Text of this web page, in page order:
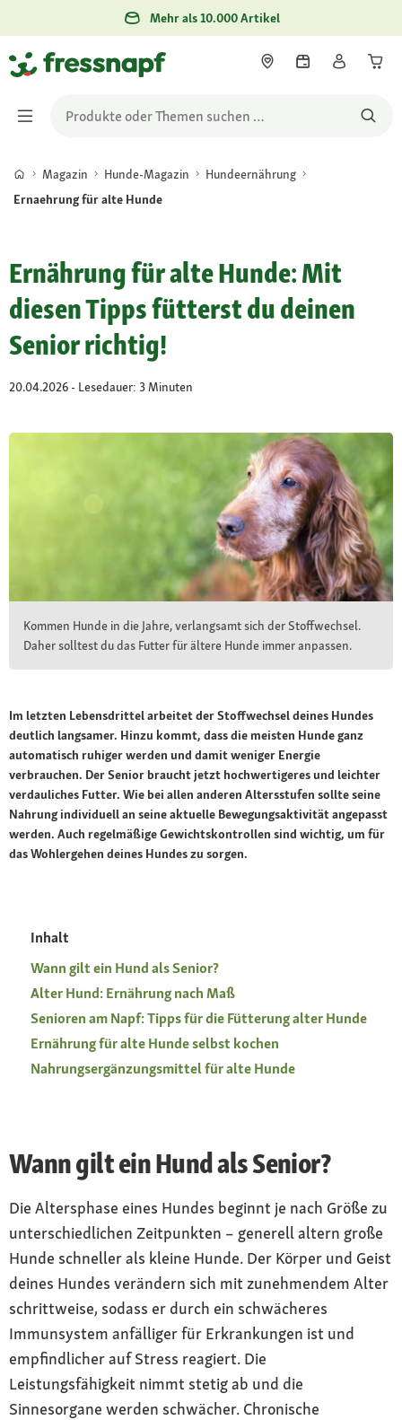
Mehr als 10.000 Artikel
Magazin Hunde-Magazin
Hundeernährung
Ernaehrung für alte Hunde
Ernährung für alte Hunde: Mit
diesen Tipps fütterst du deinen
Senior richtig!
20.04.2026 - Lesedauer: 3 Minuten
Kommen Hunde in die Jahre, verlangsamt sich der Stoffwechsel.
Daher solltest du das Futter für ältere Hunde immer anpassen.
Im letzten Lebensdrittel arbeitet der Stoffwechsel deines Hundes
deutlich langsamer. Hinzu kommt, dass die meisten Hunde ganz
automatisch ruhiger werden und damit weniger Energie
verbrauchen. Der Senior braucht jetzt hochwertigeres und leichter
verdauliches Futter. Wie bei allen anderen Altersstufen sollte seine
Nahrung individuell an seine aktuelle Bewegungsaktivität angepasst
werden. Auch regelmäßige Gewichtskontrollen sind wichtig, um für
das Wohlergehen deines Hundes zu sorgen.
Inhalt
Wann gilt ein Hund als Senior?
Alter Hund: Ernährung nach Maß
Senioren am Napf: Tipps für die Fütterung alter Hunde
Ernährung für alte Hunde selbst kochen
Nahrungsergänzungsmittel für alte Hunde
Wann gilt ein Hund als Senior?
Die Altersphase eines Hundes beginnt je nach Größe zu
unterschiedlichen Zeitpunkten – generell altern große
Hunde schneller als kleine Hunde. Der Körper und Geist
deines Hundes verändern sich mit zunehmendem Alter
schrittweise, sodass er durch ein schwächeres
Immunsystem anfälliger für Erkrankungen ist und
empfindlicher auf Stress reagiert. Die
Leistungsfähigkeit nimmt stetig ab und die
Sinnesorgane werden schwächer. Chronische